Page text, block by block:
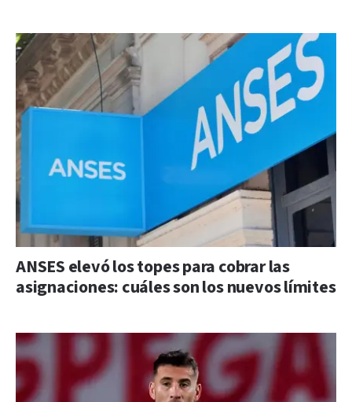
ANSES elevó los topes para cobrar las
asignaciones: cuáles son los nuevos límites